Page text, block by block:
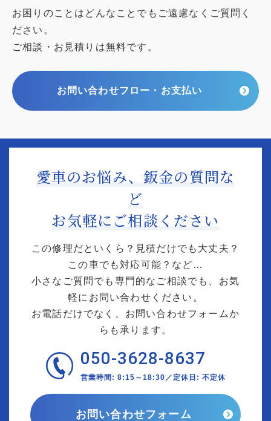
お困りのことはどんなことでもご遠慮なくご質問く
ださい。
ご相談・お見積りは無料です。
お問い合わせフロー・お支払い
愛車のお悩み、鈑金の質問な
ど
お気軽にご相談ください
この修理だといくら？見積だけでも大丈夫？
この車でも対応可能？など…
小さなご質問でも専門的なご相談でも、お気
軽にお問い合わせください。
お電話だけでなく、お問い合わせフォームか
らも承ります。
050-3628-8637
営業時間: 8:15～18:30／定休日: 不定休
お問い合わせフォーム